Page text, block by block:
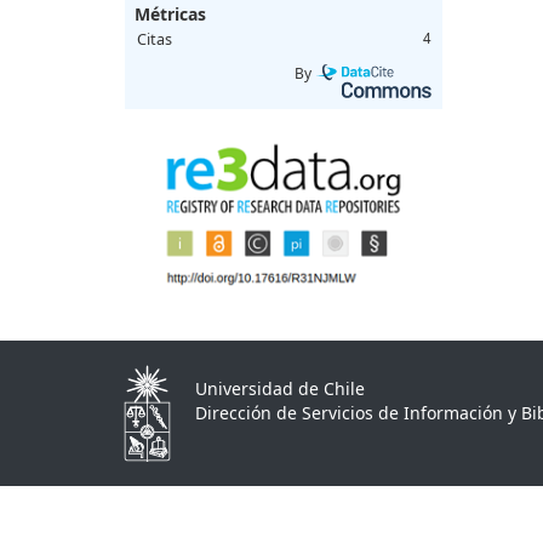
Métricas
Citas 4
By
Universidad de Chile
Dirección de Servicios de Información y